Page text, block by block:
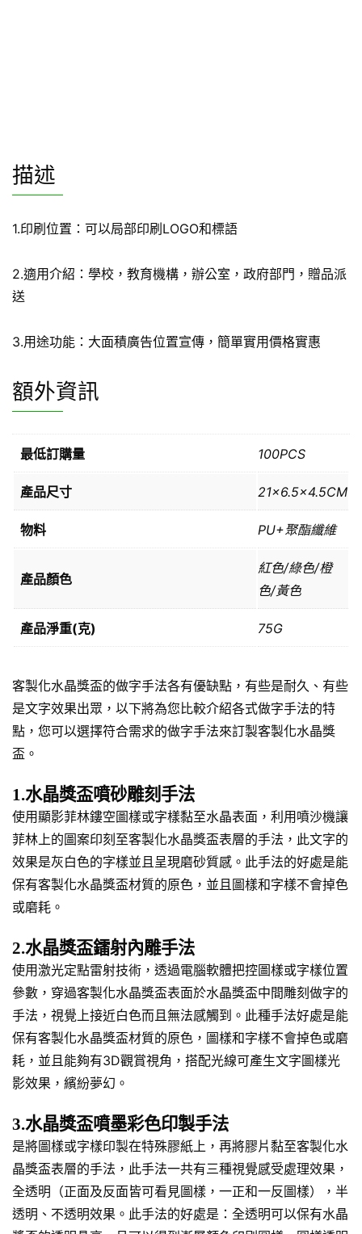
描述
1.印刷位置：可以局部印刷LOGO和標語
2.適用介紹：學校，教育機構，辦公室，政府部門，贈品派
送
3.用途功能：大面積廣告位置宣傳，簡單實用價格實惠
額外資訊
最低訂購量 100PCS
產品尺寸 21×6.5×4.5CM
物料 PU+聚酯纖維
產品顏色
紅色/綠色/橙
色/黃色
產品淨重(克) 75G
客製化水晶獎盃的做字手法各有優缺點，有些是耐久、有些
是文字效果出眾，以下將為您比較介紹各式做字手法的特
點，您可以選擇符合需求的做字手法來訂製客製化水晶獎
盃。
1.水晶獎盃噴砂雕刻手法
使用顯影菲林鏤空圖樣或字樣黏至水晶表面，利用噴沙機讓
菲林上的圖案印刻至客製化水晶獎盃表層的手法，此文字的
效果是灰白色的字樣並且呈現磨砂質感。此手法的好處是能
保有客製化水晶獎盃材質的原色，並且圖樣和字樣不會掉色
或磨耗。
2.水晶獎盃鐳射內雕手法
使用激光定點雷射技術，透過電腦軟體把控圖樣或字樣位置
參數，穿過客製化水晶獎盃表面於水晶獎盃中間雕刻做字的
手法，視覺上接近白色而且無法感觸到。此種手法好處是能
保有客製化水晶獎盃材質的原色，圖樣和字樣不會掉色或磨
耗，並且能夠有3D觀賞視角，搭配光線可產生文字圖樣光
影效果，繽紛夢幻。
3.水晶獎盃噴墨彩色印製手法
是將圖樣或字樣印製在特殊膠紙上，再將膠片黏至客製化水
晶獎盃表層的手法，此手法一共有三種視覺感受處理效果，
全透明（正面及反面皆可看見圖樣，一正和一反圖樣），半
透明、不透明效果。此手法的好處是：全透明可以保有水晶